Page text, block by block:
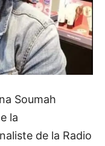
Soumah
la
de la Radio